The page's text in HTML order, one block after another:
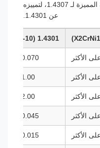
انخفاض محتوى الكربون هو السمة المميزة لـ 1.4307، لتمييزه
عن 1.4301.
1.4301 (X5CrNi18-10)
0.070 على الأكثر
1.00 على الأكثر
2.00 على الأكثر
0.045 على الأكثر
0.015 على الأكثر